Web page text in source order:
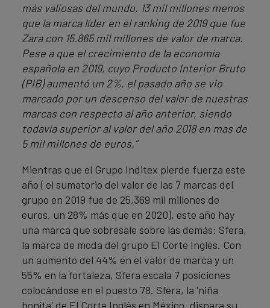
más valiosas del mundo, 13 mil millones menos
que la marca líder en el ranking de 2019 que fue
Zara con 15.865 mil millones de valor de marca.
Pese a que el crecimiento de la economía
española en 2019, cuyo Producto Interior Bruto
(PIB) aumentó un 2%, el pasado año se vio
marcado por un descenso del valor de nuestras
marcas con respecto al año anterior, siendo
todavía superior al valor del año 2018 en mas de
5 mil millones de euros.”
Mientras que el Grupo Inditex pierde fuerza este
año ( el sumatorio del valor de las 7 marcas del
grupo en 2019 fue de 25,369 mil millones de
euros, un 28% más que en 2020), este año hay
una marca que sobresale sobre las demás: Sfera,
la marca de moda del grupo El Corte Inglés. Con
un aumento del 44% en el valor de marca y un
55% en la fortaleza, Sfera escala 7 posiciones
colocándose en el puesto 78. Sfera, la 'niña
bonita' de El Corte Inglés en México, dispara su